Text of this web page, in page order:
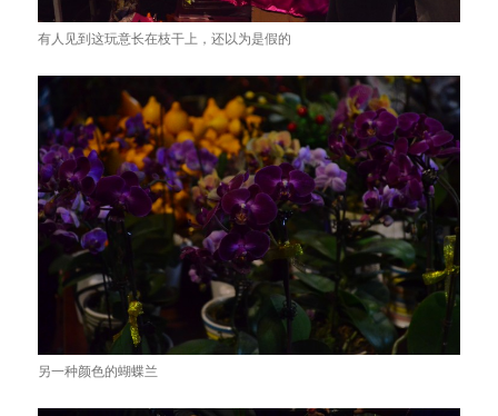
有人见到这玩意长在枝干上，还以为是假的
另一种颜色的蝴蝶兰